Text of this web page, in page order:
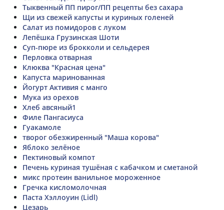
Тыквенный ПП пирог/ПП рецепты без сахара
Щи из свежей капусты и куриных голеней
Салат из помидоров с луком
Лепёшка Грузинская Шоти
Суп-пюре из брокколи и сельдерея
Перловка отварная
Клюква "Красная цена"
Капуста маринованная
Йогурт Активия с манго
Мука из орехов
Хлеб авсяный1
Филе Пангасиуса
Гуакамоле
творог обезжиренный "Маша корова"
Яблоко зелёное
Пектиновый компот
Печень куриная тушёная с кабачком и сметаной
микс протеин ванильное мороженное
Гречка кисломолочная
Паста Хэллоуин (Lidl)
Цезарь